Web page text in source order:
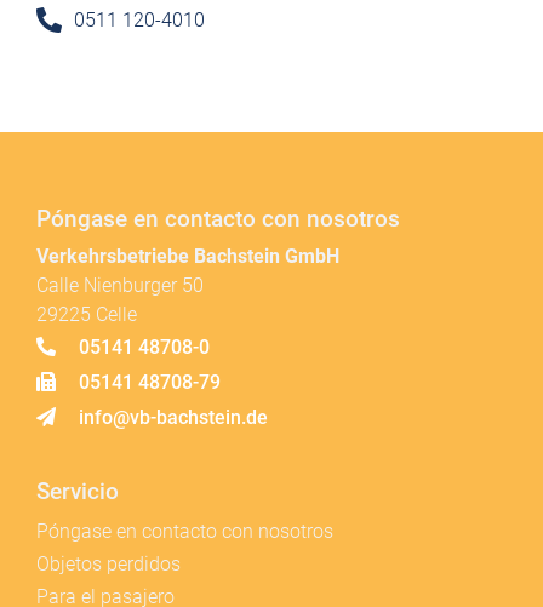
0511 120-4010
Póngase en contacto con nosotros
Verkehrsbetriebe Bachstein GmbH
Calle Nienburger 50
29225 Celle
05141 48708-0
05141 48708-79
info@vb-bachstein.de
Servicio
Póngase en contacto con nosotros
Objetos perdidos
Para el pasajero